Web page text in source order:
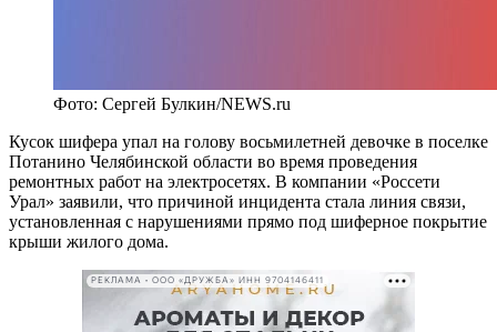
Фото: Сергей Булкин/NEWS.ru
Кусок шифера упал на голову восьмилетней девочке в поселке
Потанино Челябинской области во время проведения
ремонтных работ на электросетях. В компании «Россети
Урал» заявили, что причиной инцидента стала линия связи,
установленная с нарушениями прямо под шиферное покрытие
крыши жилого дома.
РЕКЛАМА • ООО «ДРУЖБА» ИНН 9704146411